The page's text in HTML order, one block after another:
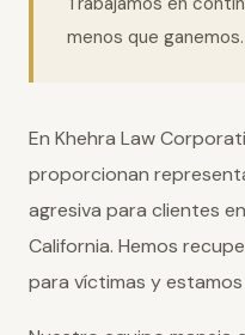
menos que ganemos.
En Khehra Law
proporcionan
agresiva para clientes
California. Hemos
para víctimas y